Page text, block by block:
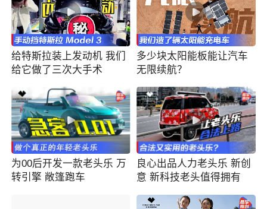
给特斯拉装上发动机 我们
给它做了三次大手术
多少块太阳能板能让汽车
无限续航？
为00后开发一款老头乐 万
转引擎 敞篷跑车
良心出品人力老头乐 新创
意 新科技老头值得拥有